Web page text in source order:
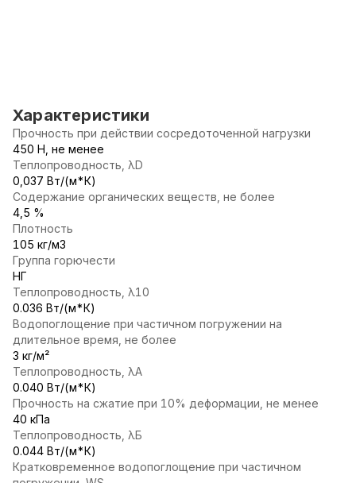
Характеристики
Прочность при действии сосредоточенной нагрузки
450 Н, не менее
Теплопроводность, λD
0,037 Вт/(м*К)
Содержание органических веществ, не более
4,5 %
Плотность
105 кг/м3
Группа горючести
НГ
Теплопроводность, λ10
0.036 Вт/(м*К)
Водопоглощение при частичном погружении на
длительное время, не более
3 кг/м²
Теплопроводность, λА
0.040 Вт/(м*К)
Прочность на сжатие при 10% деформации, не менее
40 кПа
Теплопроводность, λБ
0.044 Вт/(м*К)
Кратковременное водопоглощение при частичном